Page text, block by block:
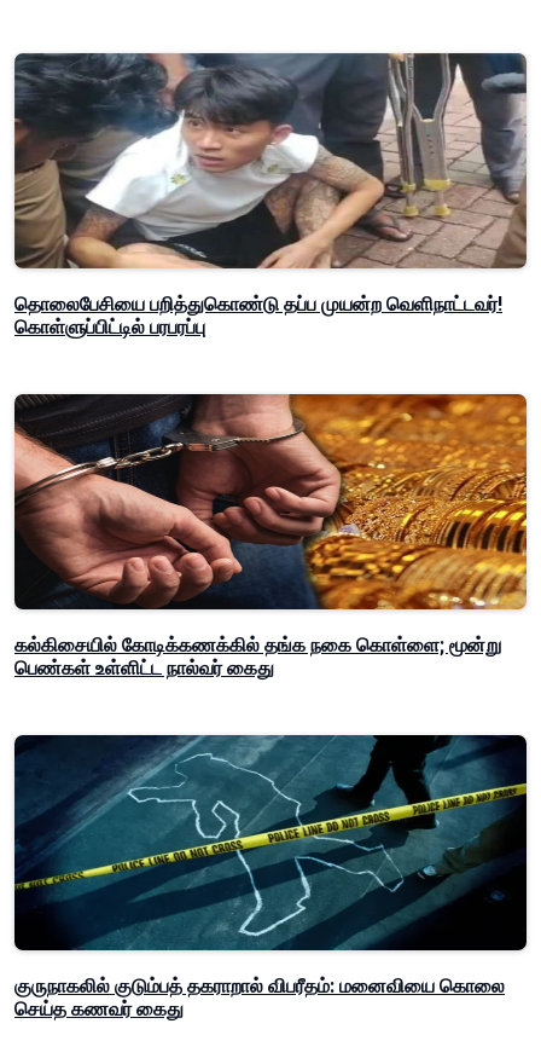
தொலைபேசியை பறித்துகொண்டு தப்ப முயன்ற வெளிநாட்டவர்!
கொள்ளுப்பிட்டில் பரபரப்பு
கல்கிசையில் கோடிக்கணக்கில் தங்க நகை கொள்ளை; மூன்று
பெண்கள் உள்ளிட்ட நால்வர் கைது
குருநாகலில் குடும்பத் தகராறால் விபரீதம்: மனைவியை கொலை
செய்த கணவர் கைது